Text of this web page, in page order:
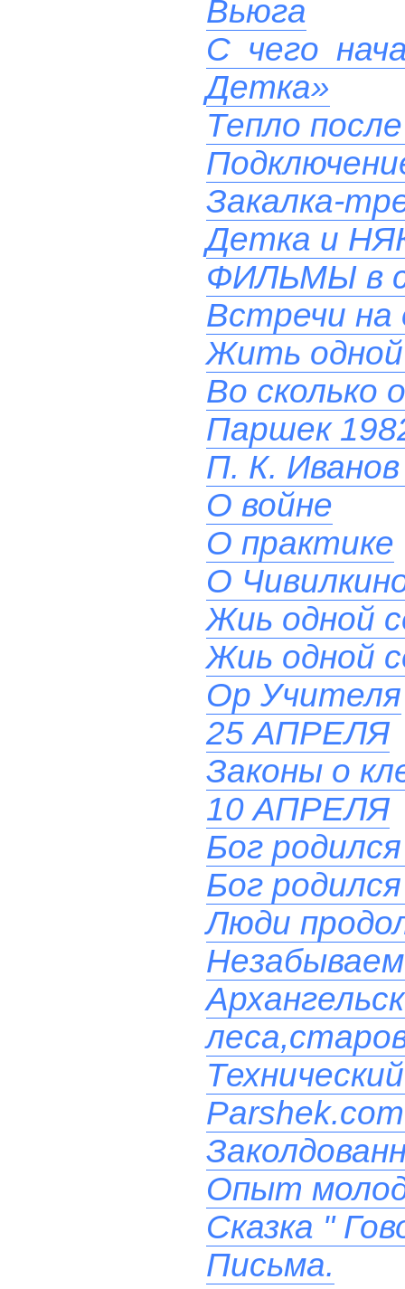
Вьюга
С чего
Детка»
Тепло
Закалка-
Детка и
ФИЛЬМЫ в
Встречи на
Жить
Во сколько
Паршек
П. К.
О войне
О практике
О
Жиь одной
Жиь одной
Ор Учителя
25 АПРЕЛЯ
Законы о
10 АПРЕЛЯ
Бог
Бог
Люди
Опыт
Сказка "
Письма.